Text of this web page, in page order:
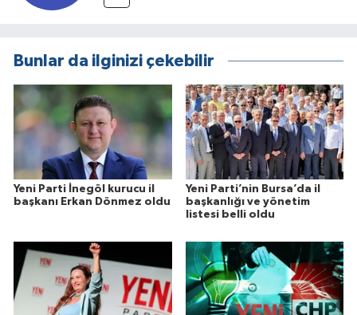
Bunlar da ilginizi çekebilir
Yeni Parti İnegöl kurucu il
başkanı Erkan Dönmez oldu
Yeni Parti’nin Bursa’da il
başkanlığı ve yönetim
listesi belli oldu